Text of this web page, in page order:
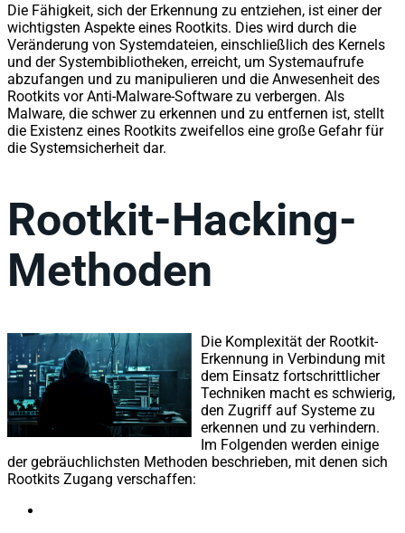
Die Fähigkeit, sich der Erkennung zu entziehen, ist einer der
wichtigsten Aspekte eines Rootkits. Dies wird durch die
Veränderung von Systemdateien, einschließlich des Kernels
und der Systembibliotheken, erreicht, um Systemaufrufe
abzufangen und zu manipulieren und die Anwesenheit des
Rootkits vor Anti-Malware-Software zu verbergen. Als
Malware, die schwer zu erkennen und zu entfernen ist, stellt
die Existenz eines Rootkits zweifellos eine große Gefahr für
die Systemsicherheit dar.
Rootkit-Hacking-
Methoden
Die Komplexität der Rootkit-
Erkennung in Verbindung mit
dem Einsatz fortschrittlicher
Techniken macht es schwierig,
den Zugriff auf Systeme zu
erkennen und zu verhindern.
Im Folgenden werden einige
der gebräuchlichsten Methoden beschrieben, mit denen sich
Rootkits Zugang verschaffen: